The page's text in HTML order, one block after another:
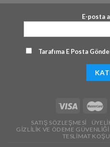
E-posta
Tarafıma E Posta
SATIŞ SÖZLEŞMESI
GIZLILIK VE ÖDEME GÜVENLIĞI
TESLIMAT